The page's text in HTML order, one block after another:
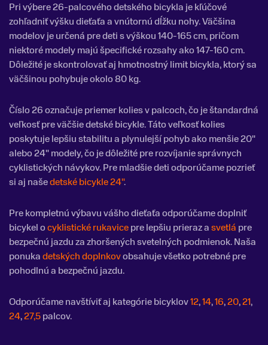
Pri výbere 26-palcového detského bicykla je kľúčové
zohľadniť výšku dieťaťa a vnútornú dĺžku nohy. Väčšina
modelov je určená pre deti s výškou 140-165 cm, pričom
niektoré modely majú špecifické rozsahy ako 147-160 cm.
Dôležité je skontrolovať aj hmotnostný limit bicykla, ktorý sa
väčšinou pohybuje okolo 80 kg.
Číslo 26 označuje priemer kolies v palcoch, čo je štandardná
veľkosť pre väčšie detské bicykle. Táto veľkosť kolies
poskytuje lepšiu stabilitu a plynulejší pohyb ako menšie 20"
alebo 24" modely, čo je dôležité pre rozvíjanie správnych
cyklistických návykov. Pre mladšie deti odporúčame pozrieť
si aj našedetské bicykle 24".
Pre kompletnú výbavu vášho dieťaťa odporúčame doplniť
bicykel ocyklistické rukavicepre lepšiu prieraz asvetlá pre
bezpečnú jazdu za zhoršených svetelných podmienok. Naša
ponukadetských doplnkovobsahuje všetko potrebné pre
pohodlnú a bezpečnú jazdu.
Odporúčame navštíviť aj kategórie bicyklov12,14,16,20,21,
24,27,5palcov.